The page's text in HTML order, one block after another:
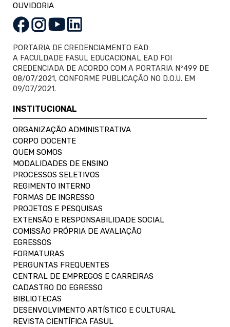
OUVIDORIA
PORTARIA DE CREDENCIAMENTO EAD:
A FACULDADE FASUL EDUCACIONAL EAD FOI
CREDENCIADA DE ACORDO COM A PORTARIA Nº499 DE
08/07/2021, CONFORME PUBLICAÇÃO NO D.O.U. EM
09/07/2021.
INSTITUCIONAL
ORGANIZAÇÃO ADMINISTRATIVA
CORPO DOCENTE
QUEM SOMOS
MODALIDADES DE ENSINO
PROCESSOS SELETIVOS
REGIMENTO INTERNO
FORMAS DE INGRESSO
PROJETOS E PESQUISAS
EXTENSÃO E RESPONSABILIDADE SOCIAL
COMISSÃO PRÓPRIA DE AVALIAÇÃO
EGRESSOS
FORMATURAS
PERGUNTAS FREQUENTES
CENTRAL DE EMPREGOS E CARREIRAS
CADASTRO DO EGRESSO
BIBLIOTECAS
DESENVOLVIMENTO ARTÍSTICO E CULTURAL
REVISTA CIENTÍFICA FASUL